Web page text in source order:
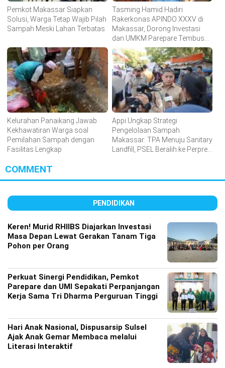
Pemkot Makassar Siapkan
Solusi, Warga Tetap Wajib Pilah
Sampah Meski Lahan Terbatas
Tasming Hamid Hadiri
Rakerkonas APINDO XXXV di
Makassar, Dorong Investasi
dan UMKM Parepare Tembus
Pasar Global
Kelurahan Panaikang Jawab
Kekhawatiran Warga soal
Pemilahan Sampah dengan
Fasilitas Lengkap
Appi Ungkap Strategi
Pengelolaan Sampah
Makassar: TPA Menuju Sanitary
Landfill, PSEL Beralih ke Perpres
COMMENT
PENDIDIKAN
Keren! Murid RHIIBS Diajarkan Investasi
Masa Depan Lewat Gerakan Tanam Tiga
Pohon per Orang
Perkuat Sinergi Pendidikan, Pemkot
Parepare dan UMI Sepakati Perpanjangan
Kerja Sama Tri Dharma Perguruan Tinggi
Hari Anak Nasional, Dispusarsip Sulsel
Ajak Anak Gemar Membaca melalui
Literasi Interaktif